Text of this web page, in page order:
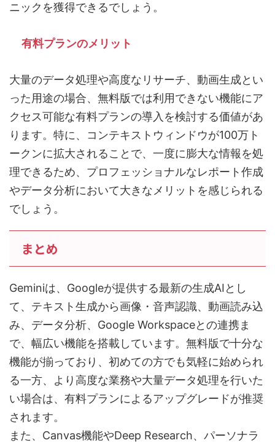
ニックを獲得できるでしょう。
有料プランのメリット
大量のデータ処理や高度なリサーチ、動画生成とい
った用途の場合、無料版では利用できない機能にア
クセス可能な有料プランの導入を検討する価値があ
ります。特に、コンテキストウィンドウが100万ト
ークンに拡大されることで、一度に膨大な情報を処
理できるため、プロフェッショナルなレポート作成
やデータ分析において大きなメリットを感じられる
でしょう。
まとめ
Geminiは、Googleが提供する最新の生成AIとし
て、テキスト生成から画像・音声認識、動画読み込
み、データ分析、Google Workspaceとの連携ま
で、幅広い機能を搭載しています。無料版で十分な
機能が揃っており、初めての方でも気軽に始められ
る一方、より高度な業務や大量データ処理を行いた
い場合は、有料プランによるアップグレードが推奨
されます。
また、Canvas機能やDeep Research、パーソナラ